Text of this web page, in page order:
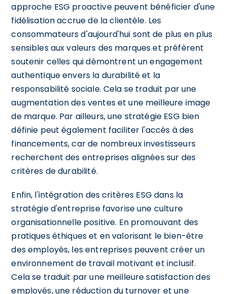
approche ESG proactive peuvent bénéficier d'une
fidélisation accrue de la clientèle. Les
consommateurs d'aujourd'hui sont de plus en plus
sensibles aux valeurs des marques et préfèrent
soutenir celles qui démontrent un engagement
authentique envers la durabilité et la
responsabilité sociale. Cela se traduit par une
augmentation des ventes et une meilleure image
de marque. Par ailleurs, une stratégie ESG bien
définie peut également faciliter l'accès à des
financements, car de nombreux investisseurs
recherchent des entreprises alignées sur des
critères de durabilité.
Enfin, l'intégration des critères ESG dans la
stratégie d'entreprise favorise une culture
organisationnelle positive. En promouvant des
pratiques éthiques et en valorisant le bien-être
des employés, les entreprises peuvent créer un
environnement de travail motivant et inclusif.
Cela se traduit par une meilleure satisfaction des
employés, une réduction du turnover et une